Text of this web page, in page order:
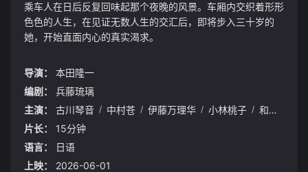
乘车人在日后反复回味起那个夜晚的风景。车厢内交织着形形
色色的人生，在见证无数人生的交汇后，即将步入三十岁的
她，开始直面内心的真实渴求。
导演：
本田隆一
编剧：
兵藤琉璃
主演：
古川琴音 / 中村苍 / 伊藤万理华 / 小林桃子 / 和久井映见
片长：
15分钟
语言：
日语
上映：
2026-06-01